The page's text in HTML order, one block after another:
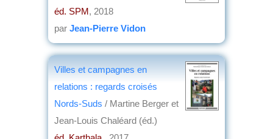
éd. SPM, 2018
par Jean-Pierre Vidon
Villes et campagnes en
relations : regards croisés
Nords-Suds / Martine Berger et
Jean-Louis Chaléard (éd.)